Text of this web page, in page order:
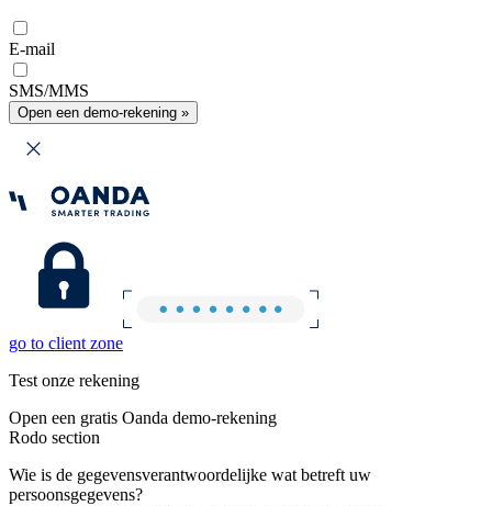
E-mail
SMS/MMS
Open een demo-rekening »
go to client zone
Test onze rekening
Open een gratis Oanda demo-rekening
Rodo section
Wie is de gegevensverantwoordelijke wat betreft uw
persoonsgegevens?